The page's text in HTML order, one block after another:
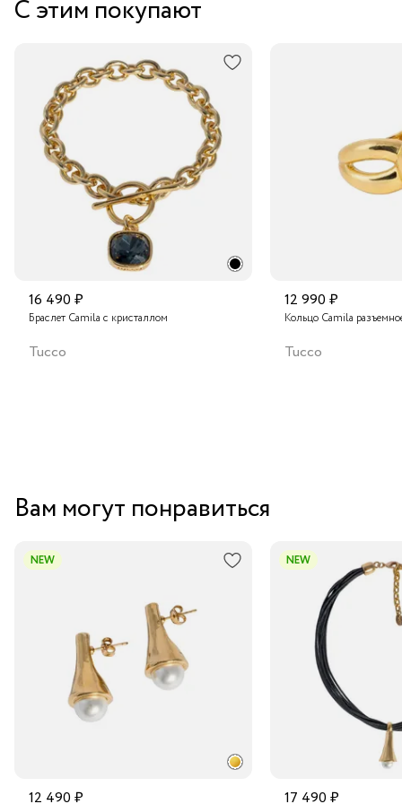
Штифтовой замок обеспечивает надёжную фиксацию
и комфортное ношение на протяжении всего дня.
Курьером за 1-2 дня
В пункт выдачи заказов Boxberry
Транспортной компанией по России
Подробнее о сроках доставки
С этим покупают
16 490 ₽
Браслет Camila с кристаллом
Tucco
12 990 ₽
Кольцо Camila
Tucco
Вам могут понравиться
NEW
12 490 ₽
NEW
17 490 ₽